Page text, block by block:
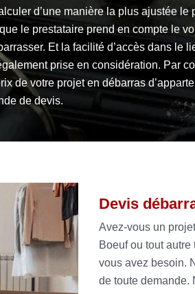
d’une manière la plus ajustée le
le prestataire prend en compte le
Et la facilité d’accès dans le
prise en considération. Par
de votre projet en débarras
de devis.
Devis
Avez-vous un
Boeuf ou tout
vous avez besoin.
de toute demande.